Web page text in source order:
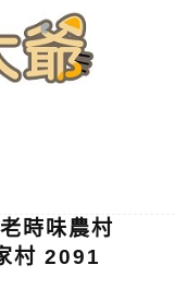
時味農村
村 2091